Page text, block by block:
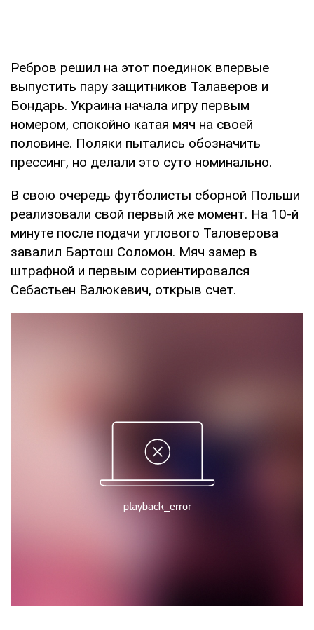
Ребров решил на этот поединок впервые
выпустить пару защитников Талаверов и
Бондарь. Украина начала игру первым
номером, спокойно катая мяч на своей
половине. Поляки пытались обозначить
прессинг, но делали это суто номинально.
В свою очередь футболисты сборной Польши
реализовали свой первый же момент. На 10-й
минуте после подачи углового Таловерова
завалил Бартош Соломон. Мяч замер в
штрафной и первым сориентировался
Себастьен Валюкевич, открыв счет.